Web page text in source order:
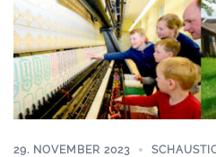
29. NOVEMBER 2023